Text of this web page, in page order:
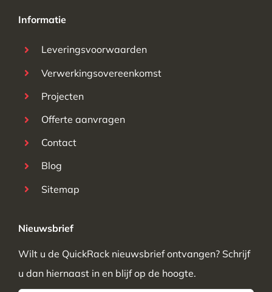
Informatie
Leveringsvoorwaarden
Verwerkingsovereenkomst
Projecten
Offerte aanvragen
Contact
Blog
Sitemap
Nieuwsbrief
Wilt u de QuickRack nieuwsbrief ontvangen? Schrijf
u dan hiernaast in en blijf op de hoogte.